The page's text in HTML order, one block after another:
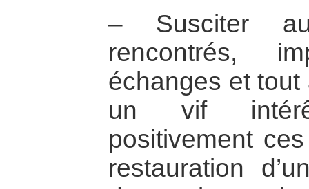
– Susciter
rencontrés,
échanges et
un vif
positivement
restauration